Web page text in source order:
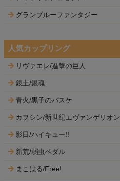
グランブルーファンタジー
人気カップリング
リヴァエレ/進撃の巨人
銀土/銀魂
青火/黒子のバスケ
カヲシン/新世紀エヴァンゲリオン
影日/ハイキュー!!
新荒/弱虫ペダル
まこはる/Free!